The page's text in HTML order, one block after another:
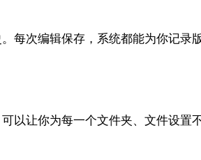
每次编辑保存，系统都能为你记录
以让你为每一个文件夹、文件设置